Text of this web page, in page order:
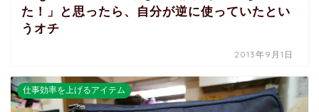
た！」と思ったら、自分が逆に使っていたとい
うオチ
2013年9月1日
仕事効率を上げるアイテム